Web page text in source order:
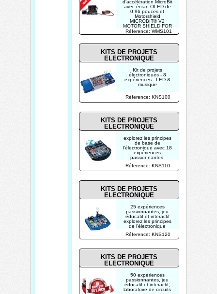
d'accélération MicroBit
avec écran OLED de
0,96 pouces et
Motorshield
MICROBIT® V2
MOTOR SHIELD FOR
MICROBIT®
Réference: WMS101
Réference: KNS100
Réference: KNS110
Réference: KNS120
Kit de projets
électroniques - 8
expériences - LED &
musique
explorez les principes
de base de
l'électronique avec 18
expériences
passionnantes.
25 expériences
passionnantes, jeu
éducatif et interactif
explorez les principes
de l'électronique
50 expériences
passionnantes, jeu
éducatif et interactif,
laboratoire de circuits
KITS DE PROJETS
ELECTRONIQUE
KITS DE PROJETS
ELECTRONIQUE
KITS DE PROJETS
ELECTRONIQUE
KITS DE PROJETS
ELECTRONIQUE